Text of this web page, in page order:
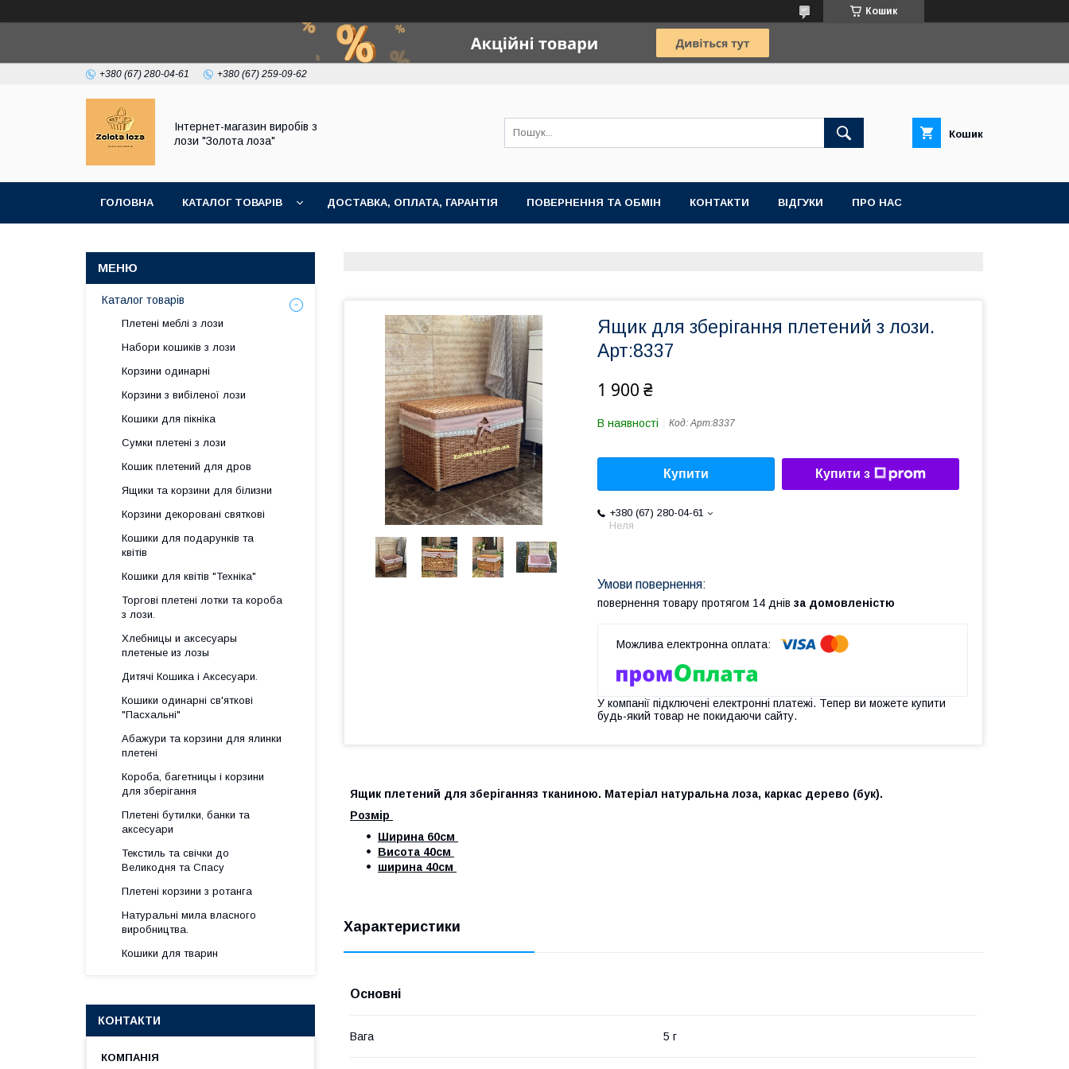
Кошик
+380 (67) 280-04-61 +380 (67) 259-09-62
Інтернет-магазин виробів з
лози "Золота лоза"
Кошик
ГОЛОВНА КАТАЛОГ ТОВАРІВ ДОСТАВКА, ОПЛАТА, ГАРАНТІЯ ПОВЕРНЕННЯ ТА ОБМІН КОНТАКТИ ВІДГУКИ ПРО НАС
Ящик для зберігання плетений з лози.
Арт:8337
1 900 ₴
В наявності Код:Арт:8337
Купити Купити з
+380 (67) 280-04-61
Неля
повернення товару протягом 14 днів за домовленістю
У компанії підключені електронні платежі. Тепер ви можете купити
будь-який товар не покидаючи сайту.
Ящик плетений для зберіганняз тканиною. Матеріал натуральна лоза, каркас дерево (бук).
Розмір
Ширина 60см
Висота 40см
ширина 40см
Характеристики
Основні
Вага 5 г
Каталог товарів
Плетені меблі з лози
Набори кошиків з лози
Корзини одинарні
Корзини з вибіленої лози
Кошики для пікніка
Сумки плетені з лози
Кошик плетений для дров
Ящики та корзини для білизни
Корзини декоровані святкові
Кошики для подарунків та
квітів
Кошики для квітів "Техніка"
Торгові плетені лотки та короба
з лози.
Хлебницы и аксесуары
плетеные из лозы
Дитячі Кошика і Аксесуари.
Кошики одинарні св'яткові
"Пасхальні"
Абажури та корзини для ялинки
плетені
Короба, багетницы і корзини
для зберігання
Плетені бутилки, банки та
аксесуари
Текстиль та свічки до
Великодня та Спасу
Плетені корзини з ротанга
Натуральні мила власного
виробництва.
Кошики для тварин
КОНТАКТИ